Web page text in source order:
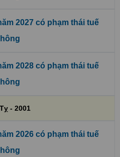
2027 có phạm thái tuế
2028 có phạm thái tuế
- 2001
2026 có phạm thái tuế